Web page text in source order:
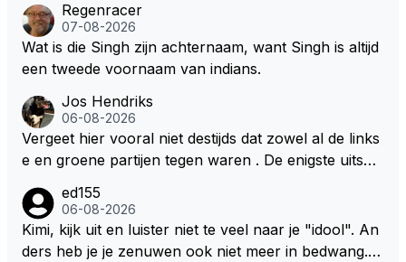
hun coureurs op de laatste plaats komt. Eigenlijk he
bben coureurs maar weinig te vertellen over hun ve
iligheid, er wordt toch niet naar ze geluisterd.
Regenracer
07-08-2026
Wat is die Singh zijn achternaam, want Singh is altijd
een tweede voornaam van indians.
Jos Hendriks
06-08-2026
Vergeet hier vooral niet destijds dat zowel al de links
e en groene partijen tegen waren . De enigste uitspr
over dan kunnen ze hun eigen uitlaat gassen inade
men maar niet wetende was dat de F1 motor schone
r is dan een normale auto. Dus denk echt niet dat de
ed155
06-08-2026
Kimi, kijk uit en luister niet te veel naar je "idool". An
ders heb je je zenuwen ook niet meer in bedwang. Zi